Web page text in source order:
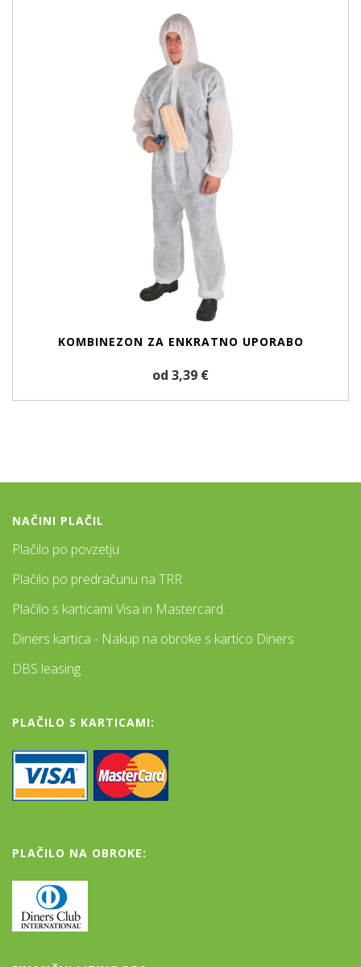
KOMBINEZON ZA ENKRATNO UPORABO
od 3,39 €
NAČINI PLAČIL
Plačilo po povzetju
Plačilo po predračunu na TRR
Plačilo s karticami Visa in Mastercard.
Diners kartica - Nakup na obroke s kartico Diners
DBS leasing
PLAČILO S KARTICAMI:
PLAČILO NA OBROKE: